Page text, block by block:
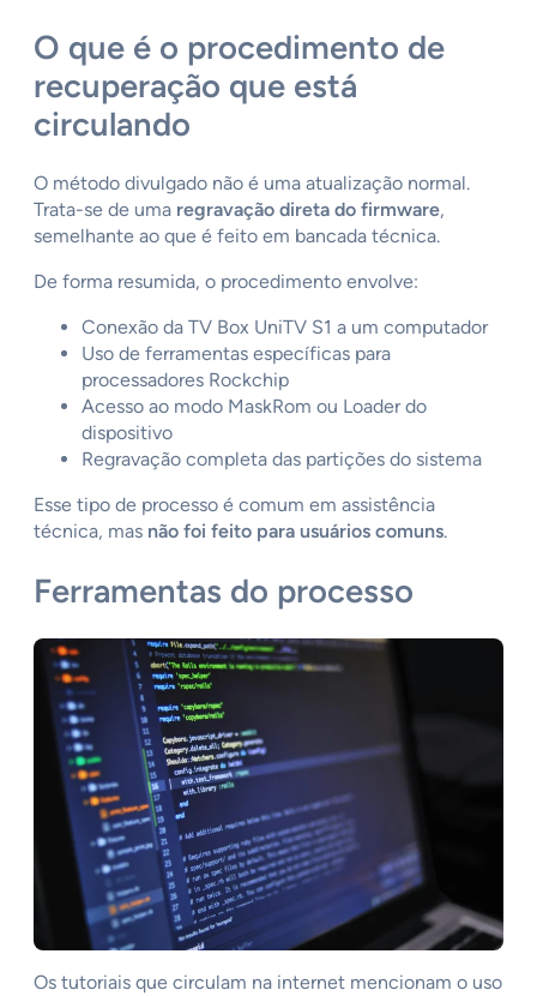
O que é o procedimento de
recuperação que está
circulando
O método divulgado não é uma atualização normal.
Trata-se de uma regravação direta do firmware,
semelhante ao que é feito em bancada técnica.
De forma resumida, o procedimento envolve:
Conexão da TV Box UniTV S1 a um computador
Uso de ferramentas específicas para
processadores Rockchip
Acesso ao modo MaskRom ou Loader do
dispositivo
Regravação completa das partições do sistema
Esse tipo de processo é comum em assistência
técnica, mas não foi feito para usuários comuns.
Ferramentas do processo
Os tutoriais que circulam na internet mencionam o uso